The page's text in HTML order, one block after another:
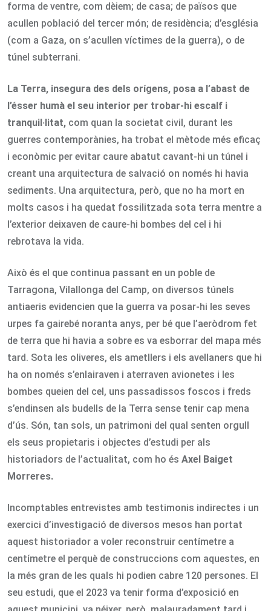
forma de ventre, com dèiem; de casa; de països que
acullen població del tercer món; de residència; d’església
(com a Gaza, on s’acullen víctimes de la guerra), o de
túnel subterrani.
La Terra, insegura des dels orígens, posa a l’abast de
l’ésser humà el seu interior per trobar-hi escalf i
tranquil·litat, com quan la societat civil, durant les
guerres contemporànies, ha trobat el mètode més eficaç
i econòmic per evitar caure abatut cavant-hi un túnel i
creant una arquitectura de salvació on només hi havia
sediments. Una arquitectura, però, que no ha mort en
molts casos i ha quedat fossilitzada sota terra mentre a
l’exterior deixaven de caure-hi bombes del cel i hi
rebrotava la vida.
Això és el que continua passant en un poble de
Tarragona, Vilallonga del Camp, on diversos túnels
antiaeris evidencien que la guerra va posar-hi les seves
urpes fa gairebé noranta anys, per bé que l’aeròdrom fet
de terra que hi havia a sobre es va esborrar del mapa més
tard. Sota les oliveres, els ametllers i els avellaners que hi
ha on només s’enlairaven i aterraven avionetes i les
bombes queien del cel, uns passadissos foscos i freds
s’endinsen als budells de la Terra sense tenir cap mena
d’ús. Són, tan sols, un patrimoni del qual senten orgull
els seus propietaris i objectes d’estudi per als
historiadors de l’actualitat, com ho és Axel Baiget
Morreres.
Incomptables entrevistes amb testimonis indirectes i un
exercici d’investigació de diversos mesos han portat
aquest historiador a voler reconstruir centímetre a
centímetre el perquè de construccions com aquestes, en
la més gran de les quals hi podien cabre 120 persones. El
seu estudi, que el 2023 va tenir forma d’exposició en